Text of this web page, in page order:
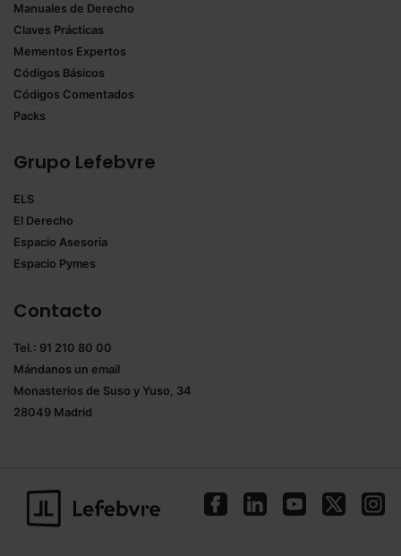
Manuales de Derecho
Claves Prácticas
Mementos Expertos
Códigos Básicos
Códigos Comentados
Packs
Grupo Lefebvre
ELS
El Derecho
Espacio Asesoría
Espacio Pymes
Contacto
Tel.: 91 210 80 00
Mándanos un email
Monasterios de Suso y Yuso, 34
28049 Madrid